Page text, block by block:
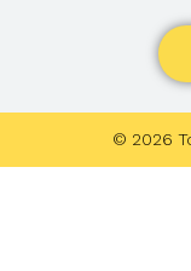
© 2026